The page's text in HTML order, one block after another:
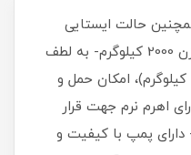
حالت ایستایی
مناسب جهت بالا بردن بار به وزن 2000 کیلوگرم- به لطف
وزن کم جک پالت (وزن کلی:54 کیلوگرم)، امکان حمل و
اهرم نرم جهت قرار
دارای پمپ با کیفیت و